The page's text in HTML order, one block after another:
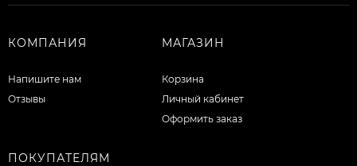
КОМПАНИЯ
Напишите нам
Отзывы
МАГАЗИН
Корзина
Личный кабинет
Оформить заказ
ПОКУПАТЕЛЯМ